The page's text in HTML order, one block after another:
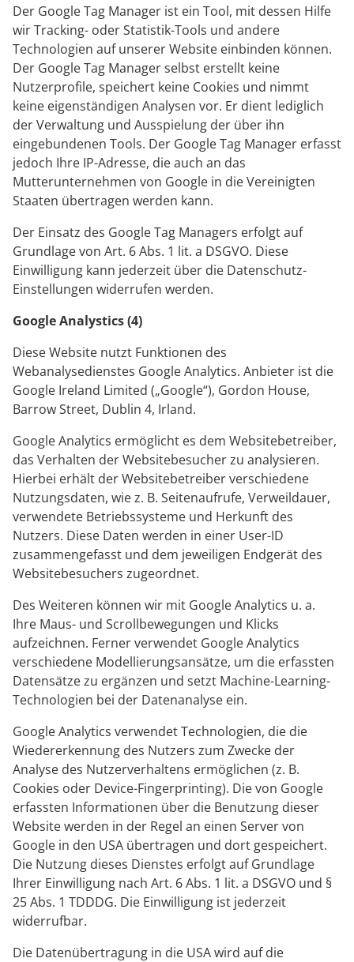
Der Google Tag Manager ist ein Tool, mit dessen Hilfe
wir Tracking- oder Statistik-Tools und andere
Technologien auf unserer Website einbinden können.
Der Google Tag Manager selbst erstellt keine
Nutzerprofile, speichert keine Cookies und nimmt
keine eigenständigen Analysen vor. Er dient lediglich
der Verwaltung und Ausspielung der über ihn
eingebundenen Tools. Der Google Tag Manager erfasst
jedoch Ihre IP-Adresse, die auch an das
Mutterunternehmen von Google in die Vereinigten
Staaten übertragen werden kann.
Der Einsatz des Google Tag Managers erfolgt auf
Grundlage von Art. 6 Abs. 1 lit. a DSGVO. Diese
Einwilligung kann jederzeit über die Datenschutz-
Einstellungen widerrufen werden.
Google Analystics (4)
Diese Website nutzt Funktionen des
Webanalysedienstes Google Analytics. Anbieter ist die
Google Ireland Limited („Google“), Gordon House,
Barrow Street, Dublin 4, Irland.
Google Analytics ermöglicht es dem Websitebetreiber,
das Verhalten der Websitebesucher zu analysieren.
Hierbei erhält der Websitebetreiber verschiedene
Nutzungsdaten, wie z. B. Seitenaufrufe, Verweildauer,
verwendete Betriebssysteme und Herkunft des
Nutzers. Diese Daten werden in einer User-ID
zusammengefasst und dem jeweiligen Endgerät des
Websitebesuchers zugeordnet.
Des Weiteren können wir mit Google Analytics u. a.
Ihre Maus- und Scrollbewegungen und Klicks
aufzeichnen. Ferner verwendet Google Analytics
verschiedene Modellierungsansätze, um die erfassten
Datensätze zu ergänzen und setzt Machine-Learning-
Technologien bei der Datenanalyse ein.
Google Analytics verwendet Technologien, die die
Wiedererkennung des Nutzers zum Zwecke der
Analyse des Nutzerverhaltens ermöglichen (z. B.
Cookies oder Device-Fingerprinting). Die von Google
erfassten Informationen über die Benutzung dieser
Website werden in der Regel an einen Server von
Google in den USA übertragen und dort gespeichert.
Die Nutzung dieses Dienstes erfolgt auf Grundlage
Ihrer Einwilligung nach Art. 6 Abs. 1 lit. a DSGVO und §
25 Abs. 1 TDDDG. Die Einwilligung ist jederzeit
widerrufbar.
Die Datenübertragung in die USA wird auf die